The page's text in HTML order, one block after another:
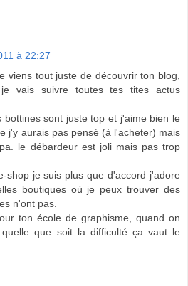
à 22:27
viens tout juste de découvrir ton blog,
vais suivre toutes tes tites actus
bottines sont juste top et j'aime bien le
j'y aurais pas pensé (à l'acheter) mais
le débardeur est joli mais pas trop
shop je suis plus que d'accord j'adore
boutiques où je peux trouver des
n'ont pas.
ton école de graphisme, quand on
que soit la difficulté ça vaut le